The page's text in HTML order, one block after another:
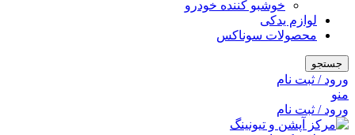
خوشبو کننده خودرو
لوازم یدکی
محصولات سوناکس
جستجو
ورود / ثبت نام
منو
ورود / ثبت نام